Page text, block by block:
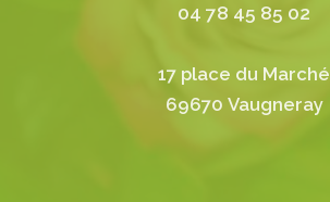
04 78 45 85 02
17 place du Marché
69670 Vaugneray